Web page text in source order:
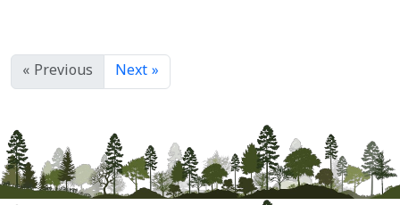
« Previous Next »